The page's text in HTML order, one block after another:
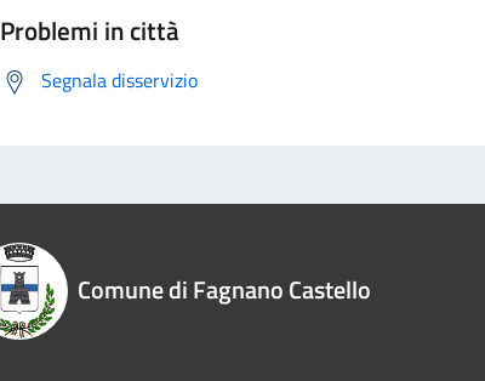
Problemi in città
Segnala disservizio
Comune di Fagnano Castello